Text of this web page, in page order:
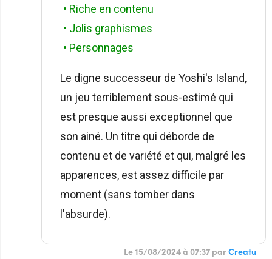
• Riche en contenu
• Jolis graphismes
• Personnages
Le digne successeur de Yoshi's Island,
un jeu terriblement sous-estimé qui
est presque aussi exceptionnel que
son ainé. Un titre qui déborde de
contenu et de variété et qui, malgré les
apparences, est assez difficile par
moment (sans tomber dans
l'absurde).
Le 15/08/2024 à 07:37 parCreatu